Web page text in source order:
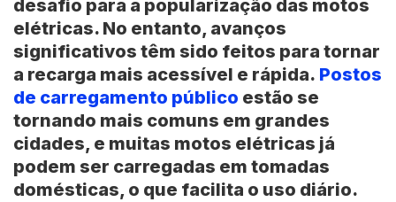
desafio para a popularização das motos
elétricas. No entanto, avanços
significativos têm sido feitos para tornar
a recarga mais acessível e rápida. Postos
de carregamento público estão se
tornando mais comuns em grandes
cidades, e muitas motos elétricas já
podem ser carregadas em tomadas
domésticas, o que facilita o uso diário.